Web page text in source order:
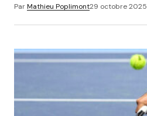
ParMathieu Poplimont29 octobre 2025